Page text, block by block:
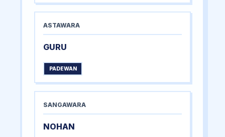
ASTAWARA
GURU
PADEWAN
SANGAWARA
NOHAN